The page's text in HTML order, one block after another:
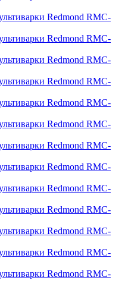
Redmond RMC-
Redmond RMC-
Redmond RMC-
Redmond RMC-
Redmond RMC-
Redmond RMC-
Redmond RMC-
Redmond RMC-
Redmond RMC-
Redmond RMC-
Redmond RMC-
Redmond RMC-
Redmond RMC-